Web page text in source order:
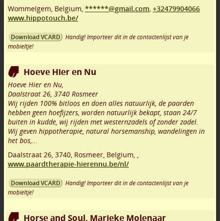
Wommelgem, Belgium, ******@gmail.com, +32479904066
www.hippotouch.be/
Download VCARD
Handig! Importeer dit in de contactenlijst van je
mobieltje!
Hoeve Hier en Nu
Hoeve Hier en Nu,
Daalstraat 26, 3740 Rosmeer
Wij rijden 100% bitloos en doen alles natuurlijk, de paarden
hebben geen hoefijzers, worden natuurlijk bekapt, staan 24/7
buiten in kudde, wij rijden met westernzadels of zonder zadel.
Wij geven hippotherapie, natural horsemanship, wandelingen in
het bos,...
Daalstraat 26, 3740, Rosmeer, Belgium, ,
www.paardtherapie-hierennu.be/nl/
Download VCARD
Handig! Importeer dit in de contactenlijst van je
mobieltje!
Horse and Soul, Marieke Molenaar